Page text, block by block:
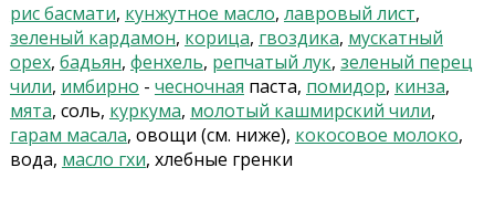
рис басмати, кунжутное масло, лавровый лист,
зеленый кардамон, корица, гвоздика, мускатный
орех, бадьян, фенхель, репчатый лук, зеленый перец
чили, имбирно - чесночная паста, помидор, кинза,
мята, соль, куркума, молотый кашмирский чили,
гарам масала, овощи (см. ниже), кокосовое молоко,
вода, масло гхи, хлебные гренки